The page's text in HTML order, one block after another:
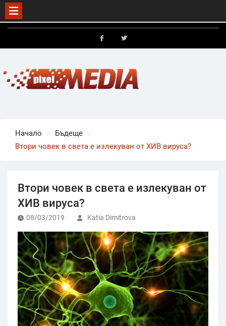
Skip
Начало
Бъдеще
Втори човек в света е излекуван от ХИВ вируса?
Втори човек в света е излекуван от
ХИВ вируса?
08/03/2019 Katia Dimitrova